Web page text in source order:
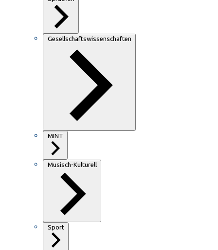
Gesellschaftswissenschaften
MINT
Musisch-Kulturell
Sport